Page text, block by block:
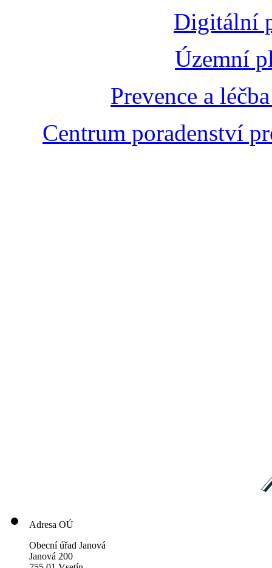
Digitální
Územní
Prevence a
Centrum poradenství
Adresa OÚ
Obecní úřad Janová
Janová 200